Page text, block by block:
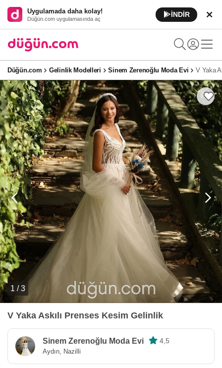
Uygulamada daha kolay!
Düğün.com uygulamasında aç
İNDİR
Düğün.com Gelinlik Modelleri Sinem Zerenoğlu Moda Evi V Yaka
1 / 3
V Yaka Askılı Prenses Kesim Gelinlik
Sinem Zerenoğlu Moda Evi 4,5
Aydın, Nazilli